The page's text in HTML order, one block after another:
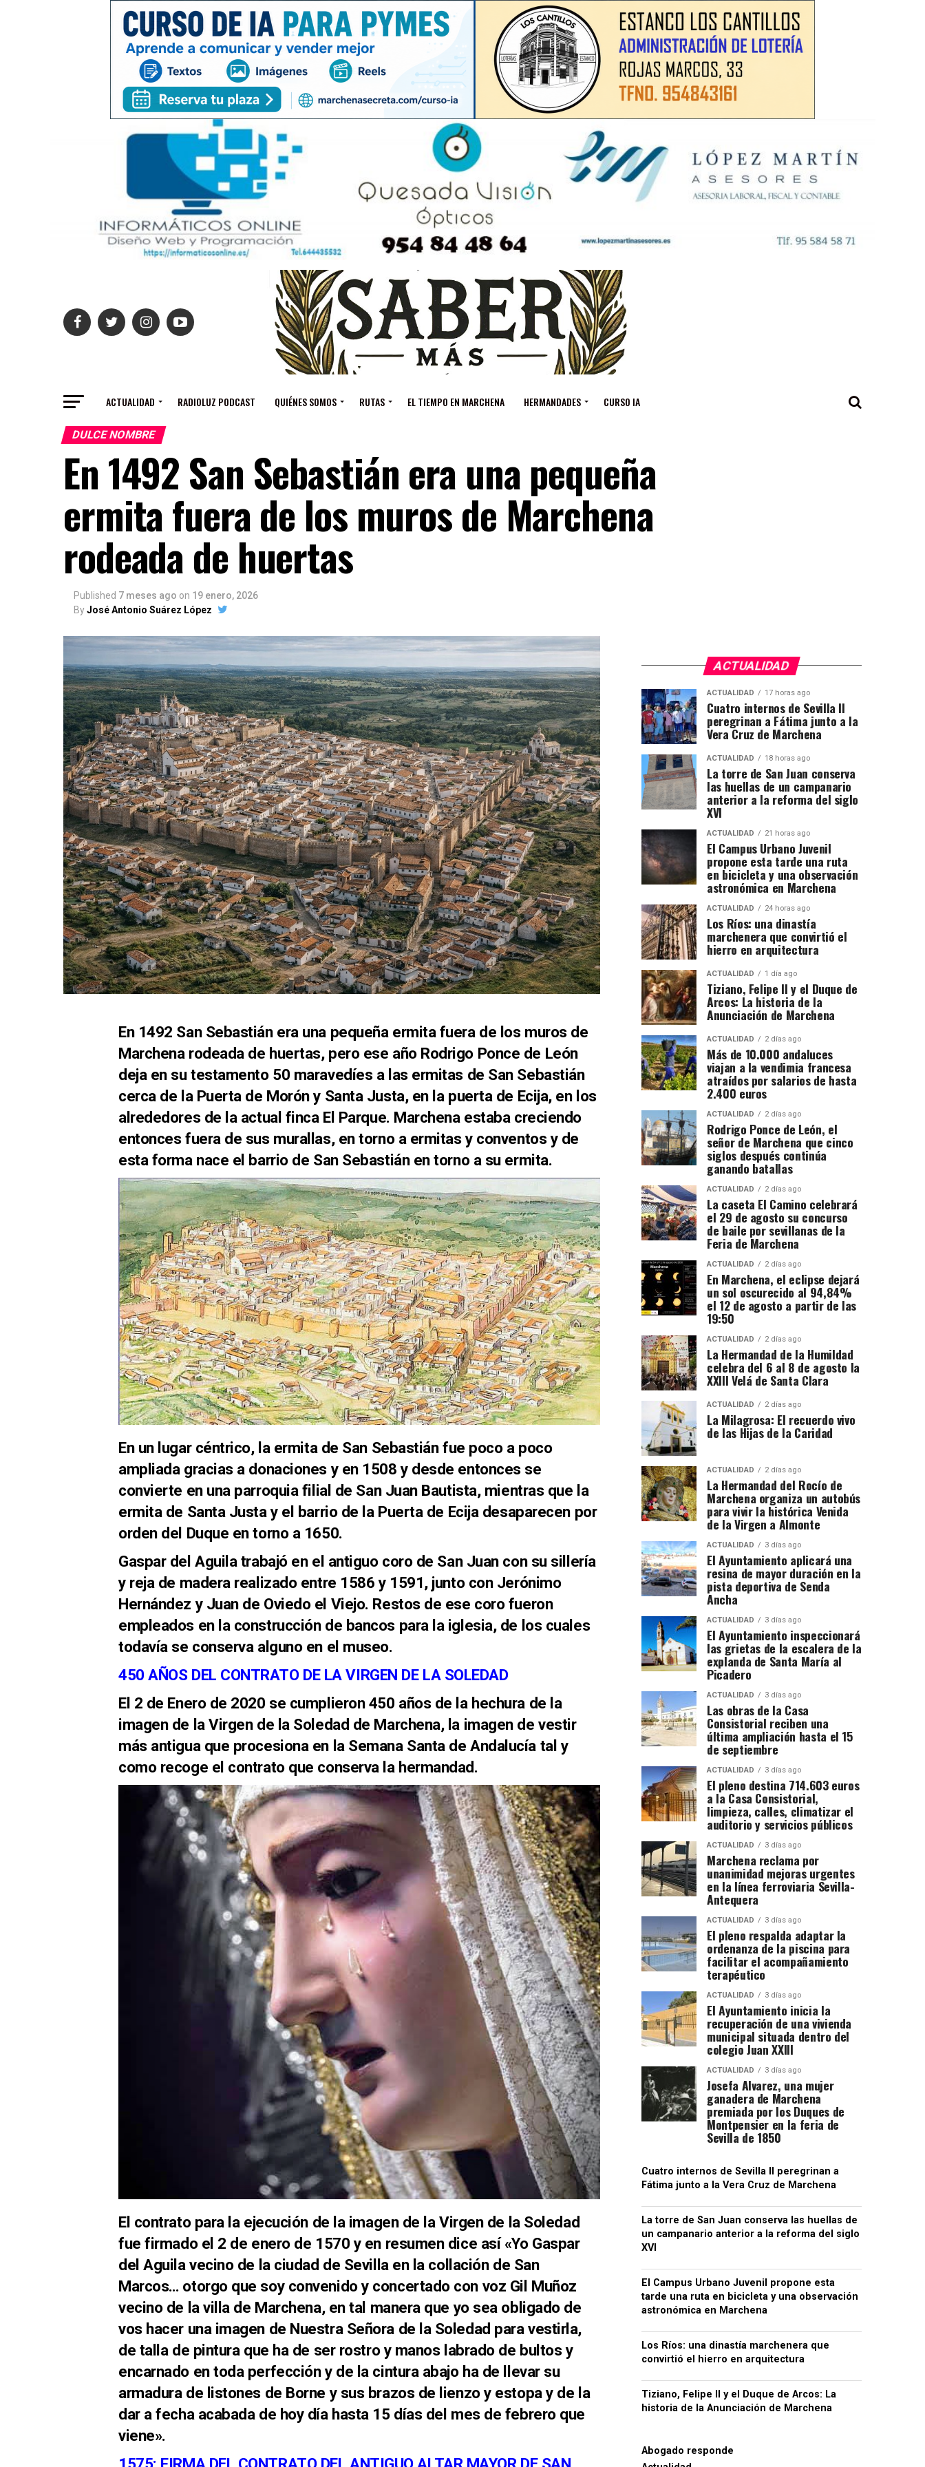
ACTUALIDAD RADIOLUZ PODCAST QUIÉNES SOMOS RUTAS EL TIEMPO EN MARCHENA HERMANDADES CURSO IA
DULCE NOMBRE
En 1492 San Sebastián era una pequeña
ermita fuera de los muros de Marchena
rodeada de huertas
Published 7 meses ago on 19 enero, 2026
ByJosé Antonio Suárez López
En 1492 San Sebastián era una pequeña ermita fuera de los muros de
Marchena rodeada de huertas, pero ese año Rodrigo Ponce de León
deja en su testamento 50 maravedíes a las ermitas de San Sebastián
cerca de la Puerta de Morón y Santa Justa, en la puerta de Ecija, en los
alrededores de la actual finca El Parque. Marchena estaba creciendo
entonces fuera de sus murallas, en torno a ermitas y conventos y de
esta forma nace el barrio de San Sebastián en torno a su ermita.
En un lugar céntrico, la ermita de San Sebastián fue poco a poco
ampliada gracias a donaciones y en 1508 y desde entonces se
convierte en una parroquia filial de San Juan Bautista, mientras que la
ermita de Santa Justa y el barrio de la Puerta de Ecija desaparecen por
orden del Duque en torno a 1650.
Gaspar del Aguila trabajó en el antiguo coro de San Juan con su sillería
y reja de madera realizado entre 1586 y 1591, junto con Jerónimo
Hernández y Juan de Oviedo el Viejo. Restos de ese coro fueron
empleados en la construcción de bancos para la iglesia, de los cuales
todavía se conserva alguno en el museo.
450 AÑOS DEL CONTRATO DE LA VIRGEN DE LA SOLEDAD
El 2 de Enero de 2020 se cumplieron 450 años de la hechura de la
imagen de la Virgen de la Soledad de Marchena, la imagen de vestir
más antigua que procesiona en la Semana Santa de Andalucía tal y
como recoge el contrato que conserva la hermandad.
El contrato para la ejecución de la imagen de la Virgen de la Soledad
fue firmado el 2 de enero de 1570 y en resumen dice así «Yo Gaspar
del Aguila vecino de la ciudad de Sevilla en la collación de San
Marcos… otorgo que soy convenido y concertado con voz Gil Muñoz
vecino de la villa de Marchena, en tal manera que yo sea obligado de
vos hacer una imagen de Nuestra Señora de la Soledad para vestirla,
de talla de pintura que ha de ser rostro y manos labrado de bultos y
encarnado en toda perfección y de la cintura abajo ha de llevar su
armadura de listones de Borne y sus brazos de lienzo y estopa y de la
dar a fecha acabada de hoy día hasta 15 días del mes de febrero que
viene».
ACTUALIDAD
ACTUALIDAD 17 horas ago
Cuatro internos de Sevilla II
peregrinan a Fátima junto a la
Vera Cruz de Marchena
ACTUALIDAD 18 horas ago
La torre de San Juan conserva
las huellas de un campanario
anterior a la reforma del siglo
XVI
ACTUALIDAD 21 horas ago
El Campus Urbano Juvenil
propone esta tarde una ruta
en bicicleta y una observación
astronómica en Marchena
ACTUALIDAD 24 horas ago
Los Ríos: una dinastía
marchenera que convirtió el
hierro en arquitectura
ACTUALIDAD 1 día ago
Tiziano, Felipe II y el Duque de
Arcos: La historia de la
Anunciación de Marchena
ACTUALIDAD 2 días ago
Más de 10.000 andaluces
viajan a la vendimia francesa
atraídos por salarios de hasta
2.400 euros
ACTUALIDAD 2 días ago
Rodrigo Ponce de León, el
señor de Marchena que cinco
siglos después continúa
ganando batallas
ACTUALIDAD 2 días ago
La caseta El Camino celebrará
el 29 de agosto su concurso
de baile por sevillanas de la
Feria de Marchena
ACTUALIDAD 2 días ago
En Marchena, el eclipse dejará
un sol oscurecido al 94,84%
el 12 de agosto a partir de las
19:50
ACTUALIDAD 2 días ago
La Hermandad de la Humildad
celebra del 6 al 8 de agosto la
XXIII Velá de Santa Clara
ACTUALIDAD 2 días ago
La Milagrosa: El recuerdo vivo
de las Hijas de la Caridad
ACTUALIDAD 2 días ago
La Hermandad del Rocío de
Marchena organiza un autobús
para vivir la histórica Venida
de la Virgen a Almonte
ACTUALIDAD 3 días ago
El Ayuntamiento aplicará una
resina de mayor duración en la
pista deportiva de Senda
Ancha
ACTUALIDAD 3 días ago
El Ayuntamiento inspeccionará
las grietas de la escalera de la
explanda de Santa María al
Picadero
ACTUALIDAD 3 días ago
Las obras de la Casa
Consistorial reciben una
última ampliación hasta el 15
de septiembre
ACTUALIDAD 3 días ago
El pleno destina 714.603 euros
a la Casa Consistorial,
limpieza, calles, climatizar el
auditorio y servicios públicos
ACTUALIDAD 3 días ago
Marchena reclama por
unanimidad mejoras urgentes
en la línea ferroviaria Sevilla-
Antequera
ACTUALIDAD 3 días ago
El pleno respalda adaptar la
ordenanza de la piscina para
facilitar el acompañamiento
terapéutico
ACTUALIDAD 3 días ago
El Ayuntamiento inicia la
recuperación de una vivienda
municipal situada dentro del
colegio Juan XXIII
ACTUALIDAD 3 días ago
Josefa Alvarez, una mujer
ganadera de Marchena
premiada por los Duques de
Montpensier en la feria de
Sevilla de 1850
Cuatro internos de Sevilla II peregrinan a
Fátima junto a la Vera Cruz de Marchena
La torre de San Juan conserva las huellas de
un campanario anterior a la reforma del siglo
XVI
El Campus Urbano Juvenil propone esta
tarde una ruta en bicicleta y una observación
astronómica en Marchena
Los Ríos: una dinastía marchenera que
convirtió el hierro en arquitectura
Tiziano, Felipe II y el Duque de Arcos: La
historia de la Anunciación de Marchena
Abogado responde